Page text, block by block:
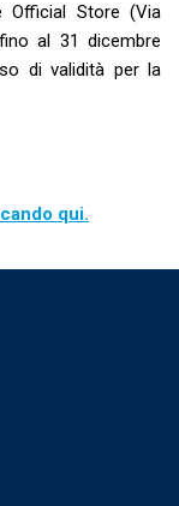
Official Store (Via
al 31 dicembre
di validità per la
qui.